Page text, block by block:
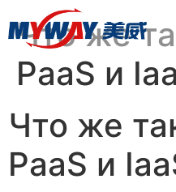
Что же
PaaS и
Что же
PaaS и